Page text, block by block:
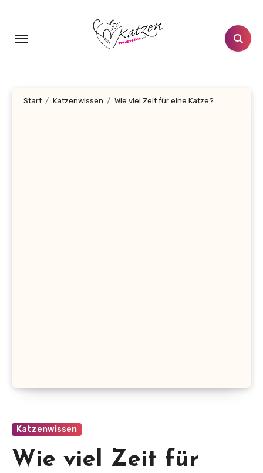
springen
Start Katzenwissen Wie viel Zeit für eine Katze?
Katzenwissen
Wie viel Zeit für